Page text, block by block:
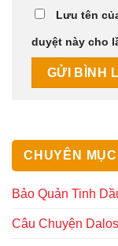
Lưu tên
duyệt này cho
CHUYÊN
Bảo Quản Tinh
Câu Chuyện